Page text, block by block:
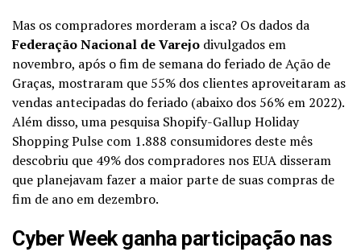
Mas os compradores morderam a isca? Os dados da
Federação Nacional de Varejo divulgados em
novembro, após o fim de semana do feriado de Ação de
Graças, mostraram que 55% dos clientes aproveitaram as
vendas antecipadas do feriado (abaixo dos 56% em 2022).
Além disso, uma pesquisa Shopify-Gallup Holiday
Shopping Pulse com 1.888 consumidores deste mês
descobriu que 49% dos compradores nos EUA disseram
que planejavam fazer a maior parte de suas compras de
fim de ano em dezembro.
Cyber ​​Week ganha participação nas